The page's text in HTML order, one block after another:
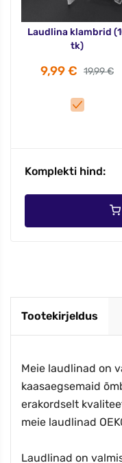
Laudlina klambrid
tk)
9,99 € 19,99 €
Komplekti hind:
Tootekirjeldus
Meie laudlinad on
kaasaegsemaid
erakordselt
meie laudlinad
Laudlinad on